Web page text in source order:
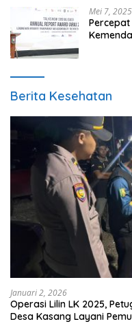
Mei 7, 2025
Berita Kesehatan
Januari 2, 2026
Operasi Lilin LK 2025,
Desa Kasang Layani